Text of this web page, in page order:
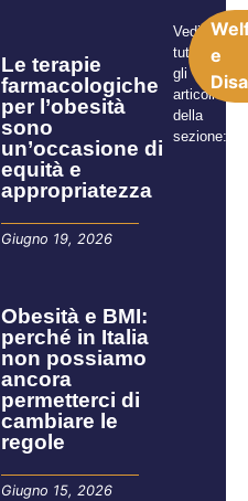
Le terapie
farmacologiche
per l’obesità
sono
un’occasione di
equità e
appropriatezza
Giugno 19, 2026
Obesità e BMI:
perché in Italia
non possiamo
ancora
permetterci di
cambiare le
regole
Giugno 15, 2026
Vedi
tutti
gli
articoli
della
sezione:
e